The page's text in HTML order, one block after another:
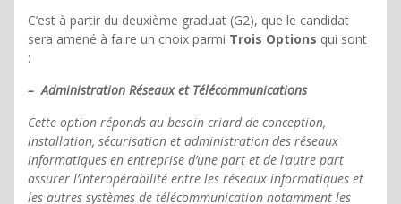
C’est à partir du deuxième graduat (G2), que le candidat
sera amené à faire un choix parmi Trois Options qui sont
:
– Administration Réseaux et Télécommunications
Cette option réponds au besoin criard de conception,
installation, sécurisation et administration des réseaux
informatiques en entreprise d’une part et de l’autre part
assurer l’interopérabilité entre les réseaux informatiques et
les autres systèmes de télécommunication notamment les